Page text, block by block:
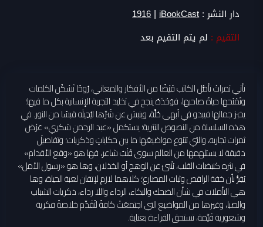
دار النشر :iBookCast
|
1916
التقيم : لم يتم التقيم بعد
تأتي ثمراتُ تأمُّل الكاتب فَيْضًا من الأفكار والمعاني، رُوحًا تَسْكُن الكلمات
وتَمْنَحها حياةَ صاحبها، فوَحْدَهُ ينجح في تخليد التجربة الإنسانية بكل ما فيها؛
يخبز جمالها فيبدو في أبهى حُلَّة، وينبش عن شَرِّها ليُحِيلَه قبسًا من النور. في
هذه السلسلة من النصوص النثرية؛ يستكمل «عبد الرحمن شكري» عَرْض
ثمرات تجاربه، والتي تتنوع مواضيعُها ما بين حكاياتٍ وذكريات؛ وتفاصيلَ
دقيقة لا يستلهمها من العالم سوى قَلْبٌ شاعر، فها هو «وقع الأقدام»
في نثره كنبضات القلب، يُنْبئ عن الوهج أو الخذلان، وها هو «رسول الأمل»
يُقِرُّ بأن خفة الراقص وثبات المصارع؛ كلاهما لازم لإتقان لعبة الحياة، وها
هي التأملات في شأن الضحك والبكاء، الرداء واللا رداء، ذكريات الشباب
والصبا، وغيرها من المواضيع التي اجتمعَتْ كافةً لتُقَدِّم خلاصةً فكرية
وشعورية قَيِّمة، تستحق القراءة بعناية.